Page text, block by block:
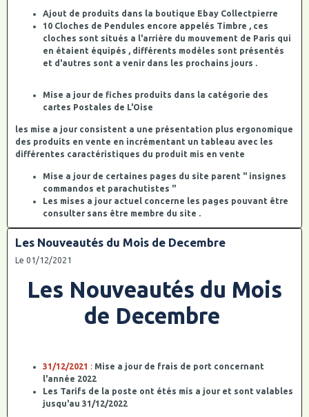
Ajout de produits dans la boutique Ebay Collectpierre
10 Cloches de Pendules encore appelés Timbre , ces
cloches sont situés a l'arrière du mouvement de Paris qui
en étaient équipés , différents modèles sont présentés
et d'autres sont a venir dans les prochains jours .
Mise a jour de fiches produits dans la catégorie des
cartes Postales de L'Oise
les mise a jour consistent a une présentation plus ergonomique
des produits en vente en incrémentant un tableau avec les
différentes caractéristiques du produit mis en vente
Mise a jour de certaines pages du site parent " insignes
commandos et parachutistes "
Les mises a jour actuel concerne les pages pouvant être
consulter sans être membre du site .
Les Nouveautés du Mois de Decembre
Le 01/12/2021
Les Nouveautés du Mois
de Decembre
31/12/2021 : Mise a jour de frais de port concernant
l'année 2022
Les Tarifs de la poste ont étés mis a jour et sont valables
jusqu'au 31/12/2022